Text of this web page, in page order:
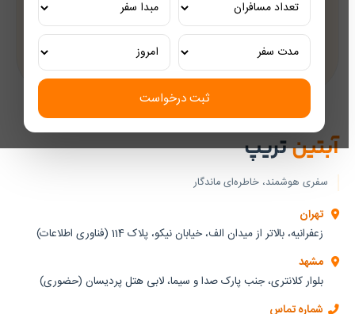
ثبت درخواست
تور ریلی اختصاصی
تجربه‌ای لوکس و به‌یادماندنی
آبتینتریپ
سفری هوشمند، خاطره‌ای ماندگار
تهران
زعفرانیه، بالاتر از میدان الف، خیابان نیکو، پلاک 114 (فناوری اطلاعات)
مشهد
بلوار کلانتری، جنب پارک صدا و سیما، لابی هتل پردیسان (حضوری)
شماره تماس